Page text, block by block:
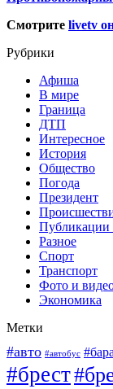
Смотрите livetv
Рубрики
Афиша
В мире
Граница
ДТП
Интересное
История
Общество
Погода
Президент
Публикации
Разное
Спорт
Транспорт
Фото и
Экономика
Метки
#авто #автобус
#брест